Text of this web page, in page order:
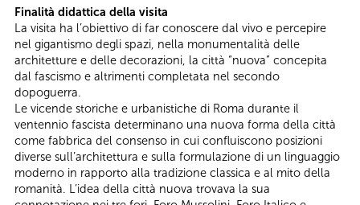
Finalità didattica della visita
La visita ha l’obiettivo di far conoscere dal vivo e percepire
nel gigantismo degli spazi, nella monumentalità delle
architetture e delle decorazioni, la città “nuova” concepita
dal fascismo e altrimenti completata nel secondo
dopoguerra.
Le vicende storiche e urbanistiche di Roma durante il
ventennio fascista determinano una nuova forma della città
come fabbrica del consenso in cui confluiscono posizioni
diverse sull’architettura e sulla formulazione di un linguaggio
moderno in rapporto alla tradizione classica e al mito della
romanità. L’idea della città nuova trovava la sua